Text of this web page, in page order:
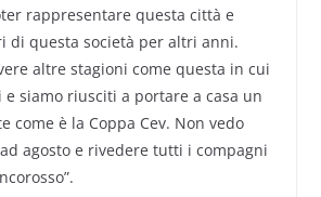
rappresentare questa città e
di questa società per altri anni.
altre stagioni come questa in cui
siamo riusciti a portare a casa un
come è la Coppa Cev. Non vedo
agosto e rivedere tutti i compagni